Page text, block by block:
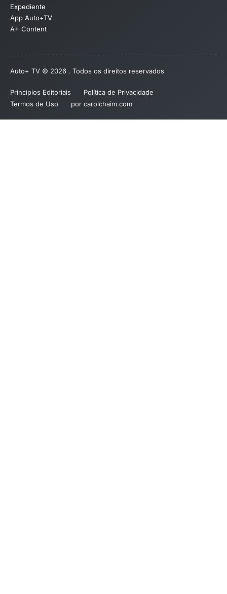
Expediente
App Auto+TV
A+ Content
Auto+ TV © 2026 . Todos os direitos reservados
Princípios Editoriais
Política de Privacidade
Termos de Uso
por carolchaim.com